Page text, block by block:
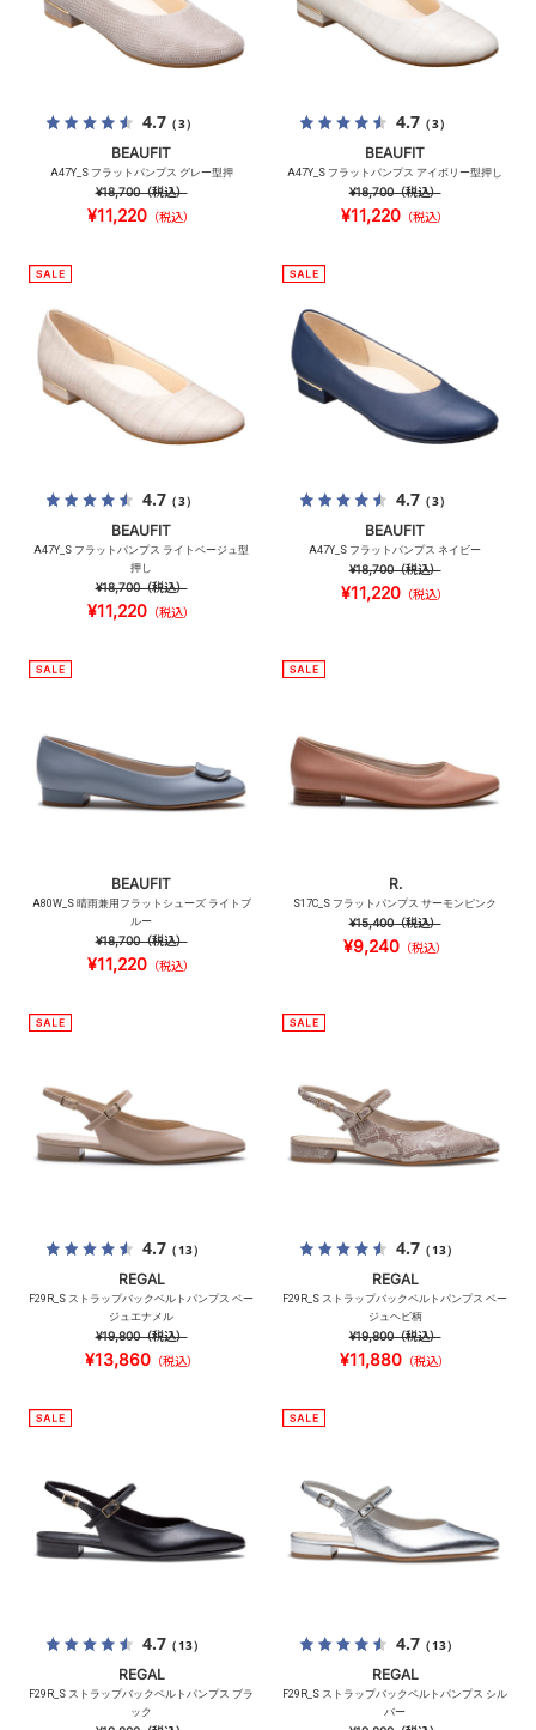
4.7（3）
BEAUFIT
A47Y_S フラットパンプス グレー型押
¥18,700（税込）
¥11,220 （税込）
4.7（3）
BEAUFIT
A47Y_S フラットパンプス アイボリー型押し
¥18,700（税込）
¥11,220 （税込）
4.7（3）
BEAUFIT
A47Y_S フラットパンプス ライトベージュ型
押し
¥18,700（税込）
¥11,220 （税込）
4.7（3）
BEAUFIT
A47Y_S フラットパンプス ネイビー
¥18,700（税込）
¥11,220 （税込）
BEAUFIT
A80W_S 晴雨兼用フラットシューズ ライトブ
ルー
¥18,700（税込）
¥11,220 （税込）
R.
S17C_S フラットパンプス サーモンピンク
¥15,400（税込）
¥9,240（税込）
4.7（13）
REGAL
F29R_S ストラップバックベルトパンプス ベー
ジュエナメル
¥19,800（税込）
¥13,860（税込）
4.7（13）
REGAL
F29R_S ストラップバックベルトパンプス ベー
ジュヘビ柄
¥19,800（税込）
¥11,880 （税込）
4.7（13）
REGAL
F29R_S ストラップバックベルトパンプス ブラ
ック
4.7（13）
REGAL
F29R_S ストラップバックベルトパンプス シル
バー